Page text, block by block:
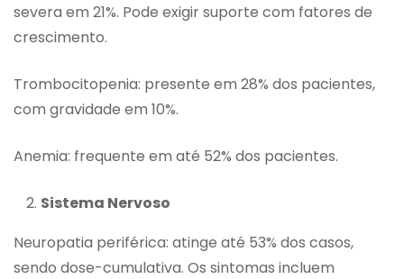
severa em 21%. Pode exigir suporte com fatores de
crescimento.
Trombocitopenia: presente em 28% dos pacientes,
com gravidade em 10%.
Anemia: frequente em até 52% dos pacientes.
Sistema Nervoso
Neuropatia periférica: atinge até 53% dos casos,
sendo dose-cumulativa. Os sintomas incluem